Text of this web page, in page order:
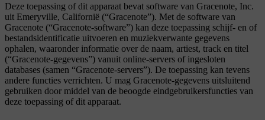
Deze toepassing of dit apparaat bevat software van Gracenote, Inc.
uit Emeryville, Californië (“Gracenote”). Met de software van
Gracenote (“Gracenote-software”) kan deze toepassing schijf- en of
bestandsidentificatie uitvoeren en muziekverwante gegevens
ophalen, waaronder informatie over de naam, artiest, track en titel
(“Gracenote-gegevens”) vanuit online-servers of ingesloten
databases (samen “Gracenote-servers”). De toepassing kan tevens
andere functies verrichten. U mag Gracenote-gegevens uitsluitend
gebruiken door middel van de beoogde eindgebruikersfuncties van
deze toepassing of dit apparaat.